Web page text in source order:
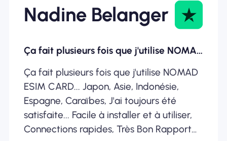
Nadine Belanger
Ça fait plusieurs fois que j'utilise NOMAD ESIM
Ça fait plusieurs fois que j'utilise NOMAD
ESIM CARD... Japon, Asie, Indonésie,
Espagne, Caraïbes, J'ai toujours été
satisfaite... Facile à installer et à utiliser,
Connections rapides, Très Bon Rapport